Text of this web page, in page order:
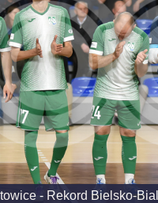
- Rekord Bielsko-